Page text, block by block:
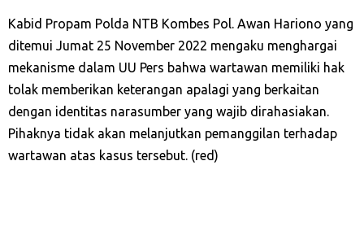
Kabid Propam Polda NTB Kombes Pol. Awan Hariono yang
ditemui Jumat 25 November 2022 mengaku menghargai
mekanisme dalam UU Pers bahwa wartawan memiliki hak
tolak memberikan keterangan apalagi yang berkaitan
dengan identitas narasumber yang wajib dirahasiakan.
Pihaknya tidak akan melanjutkan pemanggilan terhadap
wartawan atas kasus tersebut. (red)